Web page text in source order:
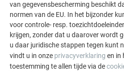
van gegevensbescherming beschikt
normen van de EU. In het bijzonder
voor controle- resp.
krijgen, zonder dat u daarover wordt
u daar juridische stappen tegen kunt
vindt u in onze privacyverklaring en in
toestemming te allen tijde via de